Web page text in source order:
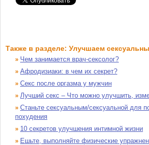
Также в разделе: Улучшаем
» Чем занимается врач-сексолог?
» Афродизиаки: в чем их секрет?
» Секс после оргазма у мужчин
» Лучший секс – Что можно улучшить,
» Станьте сексуальным/сексуальной для
похудения
» 10 секретов улучшения интимной жизни
» Ешьте, выполняйте физические